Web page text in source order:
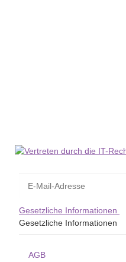
Gesetzliche Informationen
Gesetzliche Informationen
AGB